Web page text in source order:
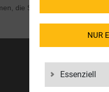
die Sie auch benötigen.
NUR
Essenziell